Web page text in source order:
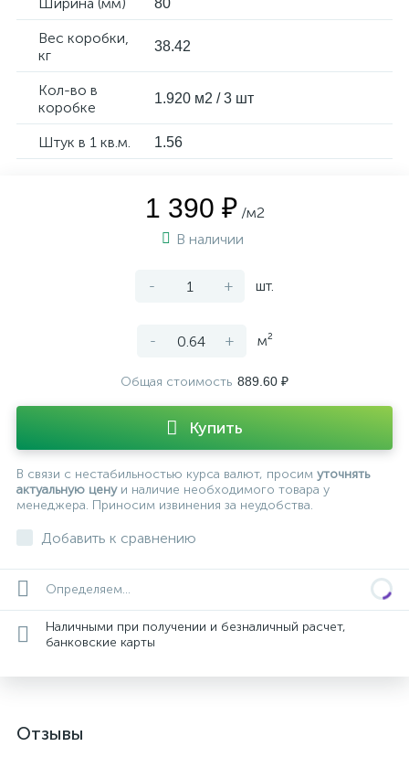
80
Вес коробки,
кг
38.42
Кол-во в
коробке
1.920 м2 / 3 шт
Штук в 1 кв.м. 1.56
1 390 ₽ /м2
В наличии
- + шт.
- + м²
Общая стоимость 889.60 ₽
Купить
В связи с нестабильностью курса валют, просим уточнять
актуальную ценуи наличие необходимого товара у
менеджера. Приносим извинения за неудобства.
Добавить к сравнению
Определяем...
Наличными при получении и безналичный расчет,
банковские карты
Отзывы